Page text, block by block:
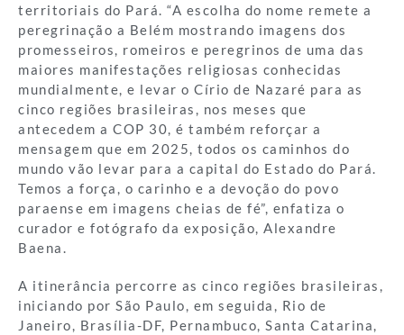
territoriais do Pará. “A escolha do nome remete a
peregrinação a Belém mostrando imagens dos
promesseiros, romeiros e peregrinos de uma das
maiores manifestações religiosas conhecidas
mundialmente, e levar o Círio de Nazaré para as
cinco regiões brasileiras, nos meses que
antecedem a COP 30, é também reforçar a
mensagem que em 2025, todos os caminhos do
mundo vão levar para a capital do Estado do Pará.
Temos a força, o carinho e a devoção do povo
paraense em imagens cheias de fé”, enfatiza o
curador e fotógrafo da exposição, Alexandre
Baena.
A itinerância percorre as cinco regiões brasileiras,
iniciando por São Paulo, em seguida, Rio de
Janeiro, Brasília-DF, Pernambuco, Santa Catarina,